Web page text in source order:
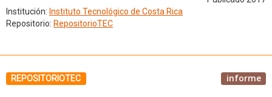
Institución: Instituto Tecnológico de Costa Rica
Repositorio: RepositorioTEC
REPOSITORIOTEC informe